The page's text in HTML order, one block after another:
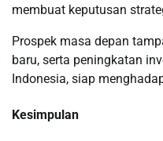
membuat keputusan
Prospek masa depan
baru, serta peningkatan
Indonesia, siap
Kesimpulan